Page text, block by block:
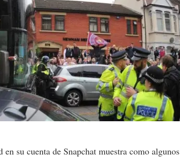
su cuenta de Snapchat muestra como algunos